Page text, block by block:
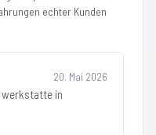
echter Kunden
20. Mai 2026
werkstatte in